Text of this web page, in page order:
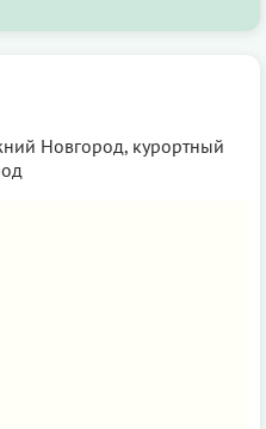
Новгород, курортный